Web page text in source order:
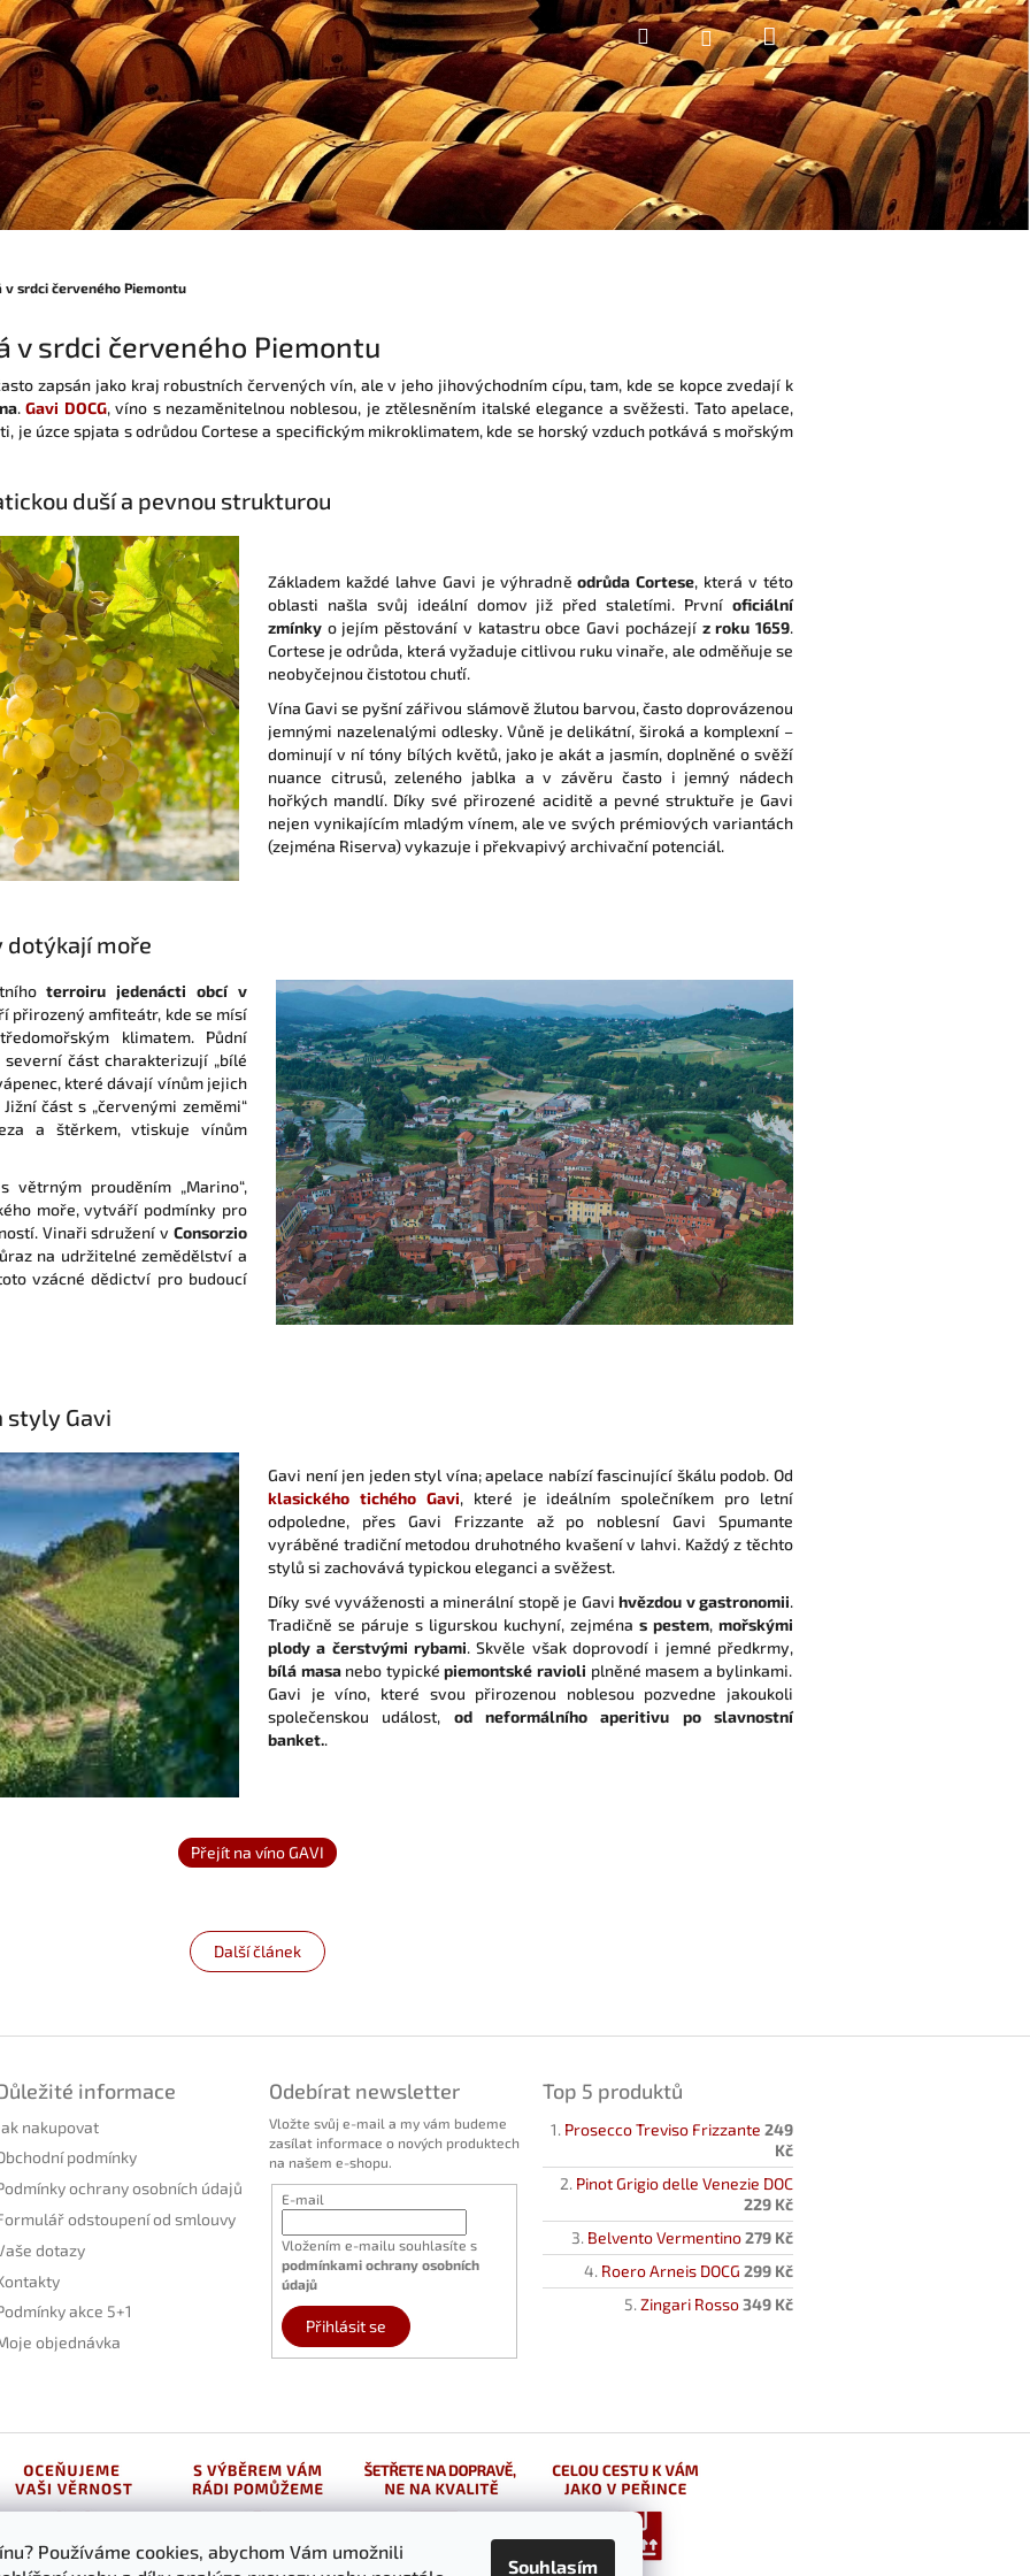
Používáme cookies, abychom Vám umožnili
Souhlasím
HledatPřihlášeníNákupní
košík
srdci červeného Piemontu
v srdci červeného Piemontu
zapsán jako kraj robustních červených vín, ale v jeho jihovýchodním cípu, tam, kde se kopce zvedají k
.Gavi DOCG, víno s nezaměnitelnou noblesou, je ztělesněním italské elegance a svěžesti. Tato apelace,
je úzce spjata s odrůdou Cortese a specifickým mikroklimatem, kde se horský vzduch potkává s mořským
duší a pevnou strukturou
Základem každé lahve Gavi je výhradněodrůda Cortese, která v této
oblasti našla svůj ideální domov již před staletími. První oficiální
zmínky o jejím pěstování v katastru obce Gavi pocházejí z roku 1659.
Cortese je odrůda, která vyžaduje citlivou ruku vinaře, ale odměňuje se
neobyčejnou čistotou chuťí.
Vína Gavi se pyšní zářivou slámově žlutou barvou, často doprovázenou
jemnými nazelenalými odlesky. Vůně je delikátní, široká a komplexní –
dominují v ní tóny bílých květů, jako je akát a jasmín, doplněné o svěží
nuance citrusů, zeleného jablka a v závěru často i jemný nádech
hořkých mandlí. Díky své přirozené aciditě a pevné struktuře je Gavi
nejen vynikajícím mladým vínem, ale ve svých prémiových variantách
(zejména Riserva) vykazuje i překvapivý archivační potenciál.
dotýkají moře
terroiru jedenácti obcí v
přirozený amfiteátr, kde se mísí
klimatem. Půdní
část charakterizují „bílé
které dávají vínům jejich
část s „červenými zeměmi“
a štěrkem, vtiskuje vínům
větrným prouděním „Marino“,
moře, vytváří podmínky pro
Vinaři sdružení v Consorzio
na udržitelné zemědělství a
vzácné dědictví pro budoucí
styly Gavi
Gavi není jen jeden styl vína; apelace nabízí fascinující škálu podob. Od
klasického tichého Gavi, které je ideálním společníkem pro letní
odpoledne, přes Gavi Frizzante až po noblesní Gavi Spumante
vyráběné tradiční metodou druhotného kvašení v lahvi. Každý z těchto
stylů si zachovává typickou eleganci a svěžest.
Díky své vyváženosti a minerální stopě je Gavi hvězdou v gastronomii.
Tradičně se páruje s ligurskou kuchyní, zejména s pestem, mořskými
plody a čerstvými rybami. Skvěle však doprovodí i jemné předkrmy,
bílá masanebo typicképiemontské ravioli plněné masem a bylinkami.
Gavi je víno, které svou přirozenou noblesou pozvedne jakoukoli
společenskou událost, od neformálního aperitivu po slavnostní
banket..
Další článek
informace
nakupovat
podmínky
ochrany osobních údajů
odstoupení od smlouvy
dotazy
akce 5+1
objednávka
Odebírat newsletter
Vložte svůj e-mail a my vám budeme
zasílat informace o nových produktech
na našem e-shopu.
E-mail
Vložením e-mailu souhlasíte s
podmínkami ochrany osobních
údajů
Přihlásit se
Top 5 produktů
Prosecco Treviso Frizzante 249
Kč
Pinot Grigio delle Venezie DOC
229 Kč
Belvento Vermentino279 Kč
Roero Arneis DOCG 299 Kč
Zingari Rosso349 Kč